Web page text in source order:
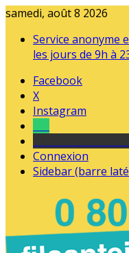
samedi, août 8 2026
Service anonyme
les jours de 9h à
Facebook
X
Instagram
Connexion
Sidebar (barre